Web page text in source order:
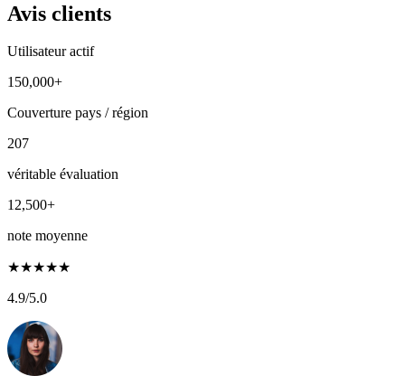
Avis clients
Utilisateur actif
150,000+
Couverture pays / région
207
véritable évaluation
12,500+
note moyenne
★★★★★
4.9/5.0